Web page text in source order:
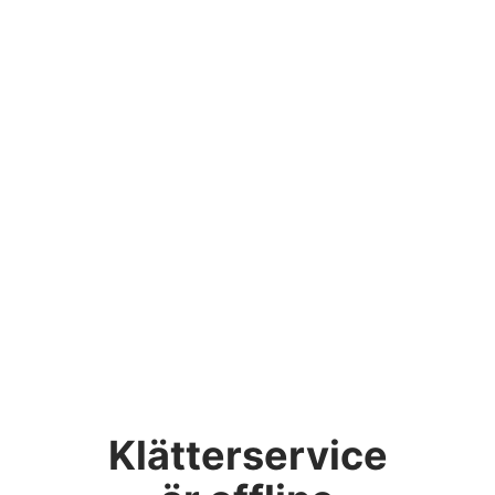
Klätterservice